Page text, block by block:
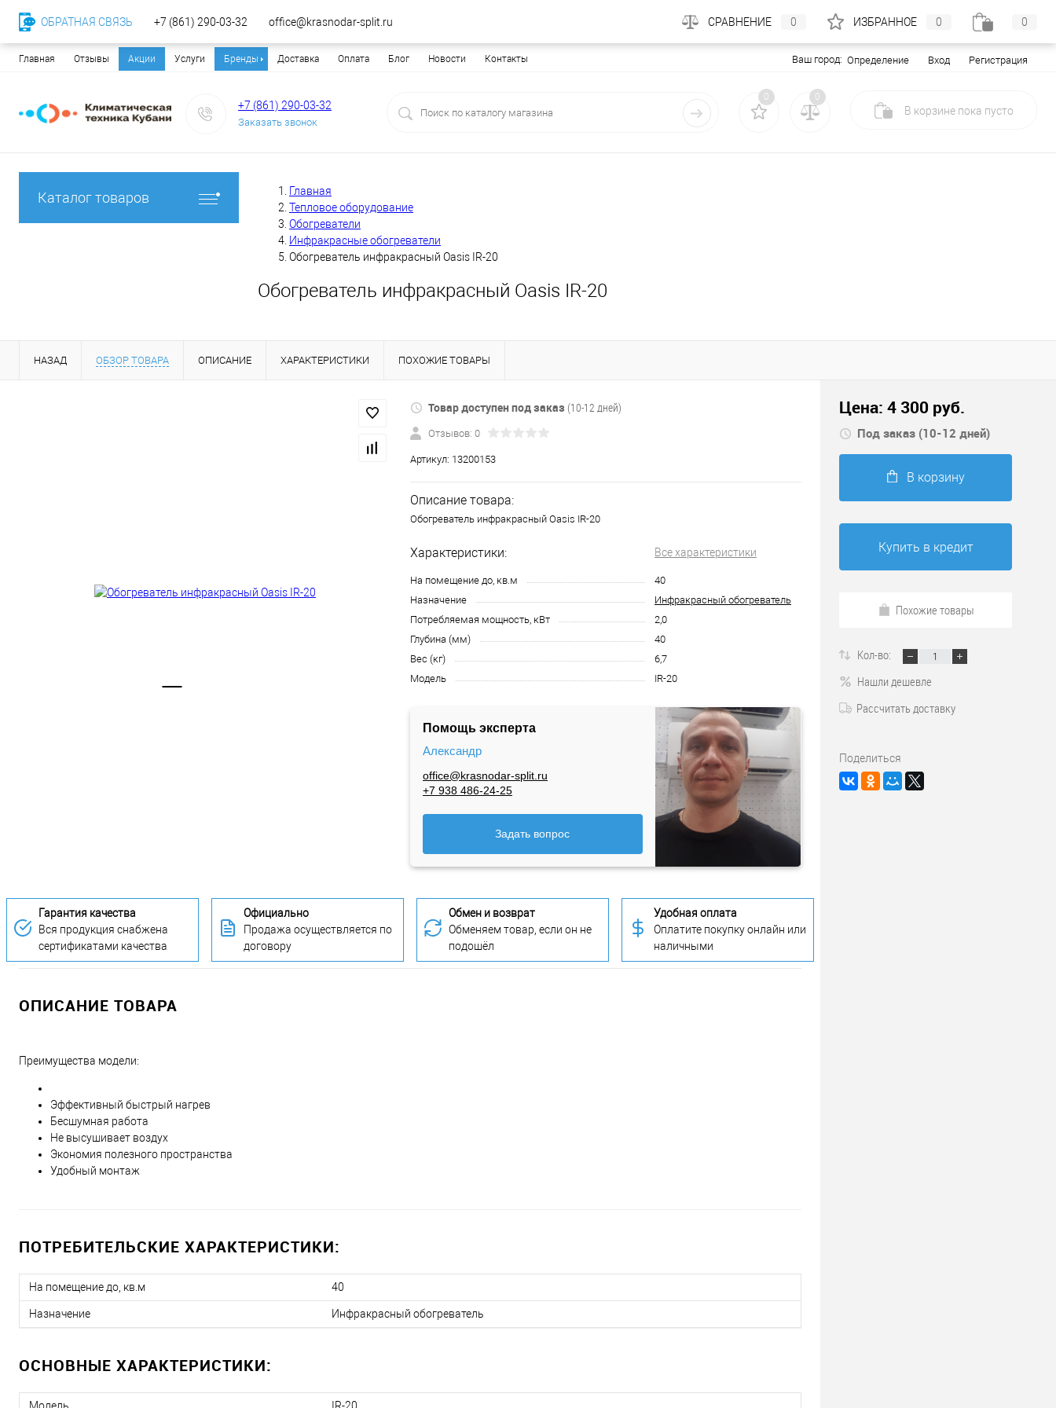
Главная Отзывы Акции Услуги Бренды Доставка Оплата Блог Новости Контакты Ваш город: Определение Вход Регистрация
+7 (861) 290-03-32
Заказать звонок
0 0
В корзине пока пусто
Каталог товаров
Главная
Тепловое оборудование
Обогреватели
Инфракрасные обогреватели
Обогреватель инфракрасный Oasis IR-20
Обогреватель инфракрасный Oasis IR-20
НАЗАД ОБЗОР ТОВАРА ОПИСАНИЕ ХАРАКТЕРИСТИКИ ПОХОЖИЕ ТОВАРЫ
Товар доступен под заказ (10-12 дней)
Отзывов: 0
Артикул: 13200153
Описание товара:
Обогреватель инфракрасный Oasis IR-20
Характеристики: Все характеристики
На помещение до, кв.м
40
Назначение
Инфракрасный обогреватель
Потребляемая мощность, кВт
2,0
Глубина (мм)
40
Вес (кг)
6,7
Модель
IR-20
Помощь эксперта
Александр
office@krasnodar-split.ru
+7 938 486-24-25
Задать вопрос
Гарантия качества
Вся продукция снабжена
сертификатами качества
Официально
Продажа осуществляется по
договору
Обмен и возврат
Обменяем товар, если он не
подошёл
Удобная оплата
Оплатите покупку онлайн или
наличными
ОПИСАНИЕ ТОВАРА
Преимущества модели:
Эффективный быстрый нагрев
Бесшумная работа
Не высушивает воздух
Экономия полезного пространства
Удобный монтаж
ПОТРЕБИТЕЛЬСКИЕ ХАРАКТЕРИСТИКИ:
На помещение до, кв.м 40
Назначение Инфракрасный обогреватель
ОСНОВНЫЕ ХАРАКТЕРИСТИКИ:
Цена: 4 300 руб.
Под заказ (10-12 дней)
В корзину
Купить в кредит
Похожие товары
Кол-во:
Нашли дешевле
Рассчитать доставку
Поделиться
ОБРАТНАЯ СВЯЗЬ +7 (861) 290-03-32 office@krasnodar-split.ru СРАВНЕНИЕ 0 ИЗБРАННОЕ 0 0